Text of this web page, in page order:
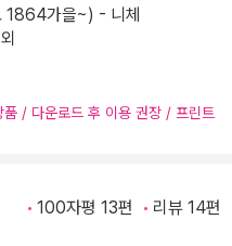
1864가을~) - 니체
품 / 다운로드 후 이용 권장 / 프린트
100자평 13편 리뷰 14편